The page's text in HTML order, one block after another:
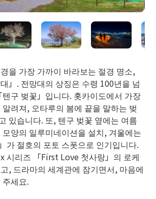
을 가장 가까이 바라보는 절경 명소,
대」. 전망대의 상징은 수령 100년을 넘
구 벚꽃」입니다. 홋카이도에서 가장
려져, 오타루의 봄에 끝을 말하는 벚
있습니다. 또, 텐구 벚꽃 옆에는 여름
양의 일루미네이션을 설치, 겨울에는
가 절호의 포토 스폿으로 인기입니다.
시리즈 「First Love 첫사랑」의 로케
, 드라마의 세계관에 잠기면서, 마음에
세요.
행 9:00～19:48 하행 9:00～20:
・1/2・1/3】오르막 9:00~16:4
오르막 9:00~15:48 내리막 9:0